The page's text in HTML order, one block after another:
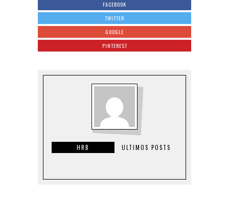
FACEBOOK
TWITTER
GOOGLE
PINTEREST
HRB ULTIMOS POSTS